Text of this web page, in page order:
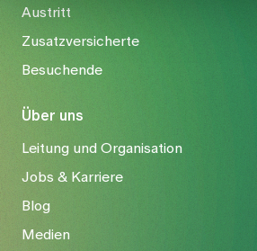
Austritt
Zusatzversicherte
Besuchende
Über uns
Leitung und Organisation
Jobs & Karriere
Blog
Medien